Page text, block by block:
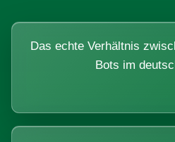
Das echte Verhältnis
Bots im